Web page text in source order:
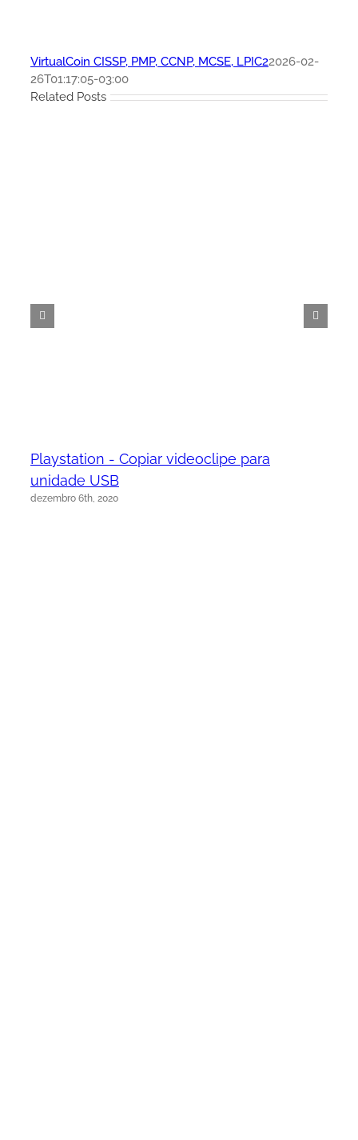
VirtualCoin CISSP, PMP, CCNP, MCSE, LPIC22026-02-
26T01:17:05-03:00
Related Posts
Playstation - Copiar videoclipe para
unidade USB
dezembro 6th, 2020